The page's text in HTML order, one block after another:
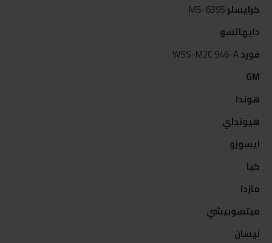
كرايسلر
دايهاتسو
فورد
GM
هوندا
هيونداي
ايسوزو
كيا
مازدا
ميتسوبيشي
نيسان